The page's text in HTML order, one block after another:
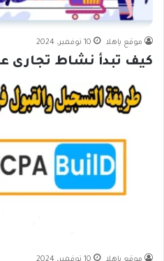
موقع ياهلا 10 نوفمبر، 2024
كيف تبدأ نشاط تجارى